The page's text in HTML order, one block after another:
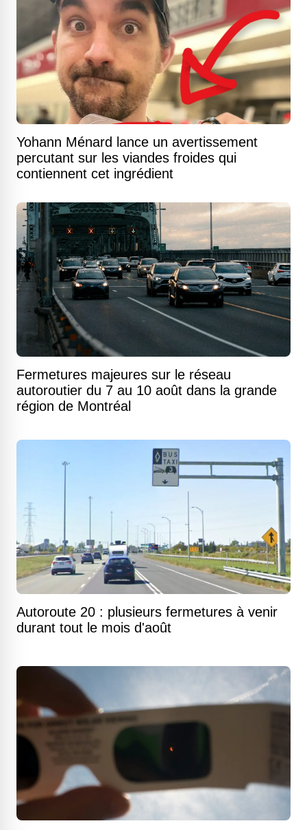
Yohann Ménard lance un avertissement
percutant sur les viandes froides qui
contiennent cet ingrédient
Fermetures majeures sur le réseau
autoroutier du 7 au 10 août dans la grande
région de Montréal
Autoroute 20 : plusieurs fermetures à venir
durant tout le mois d'août